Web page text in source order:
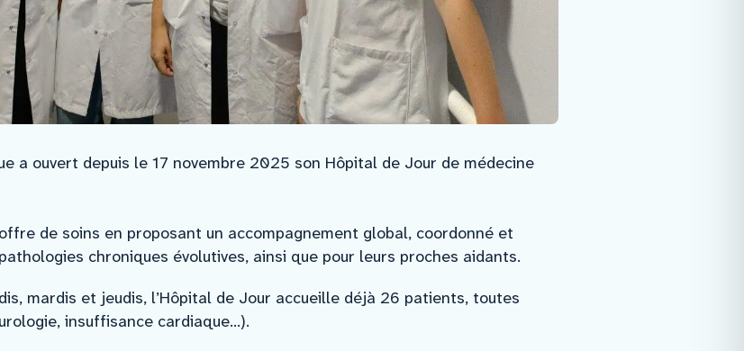
a ouvert depuis le 17 novembre 2025 son Hôpital de Jour de médecine
de soins en proposant un accompagnement global, coordonné et
chroniques évolutives, ainsi que pour leurs proches aidants.
mardis et jeudis, l’Hôpital de Jour accueille déjà 26 patients, toutes
insuffisance cardiaque…).